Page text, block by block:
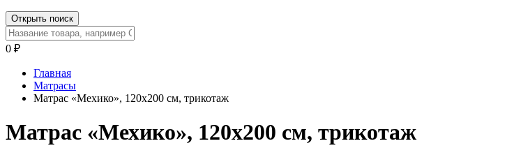
Открыть поиск
0 ₽
Главная
Матрасы
Матрас «Мехико», 120x200 см, трикотаж
Матрас «Мехико», 120x200 см, трикотаж